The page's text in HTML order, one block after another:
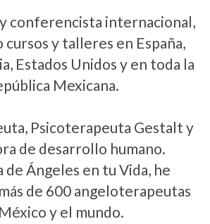
conferencista internacional,
y talleres en España,
Estados Unidos y en toda la
Mexicana.
Psicoterapeuta Gestalt y
de desarrollo humano.
de Ángeles en tu Vida, he
de 600 angeloterapeutas
y el mundo.